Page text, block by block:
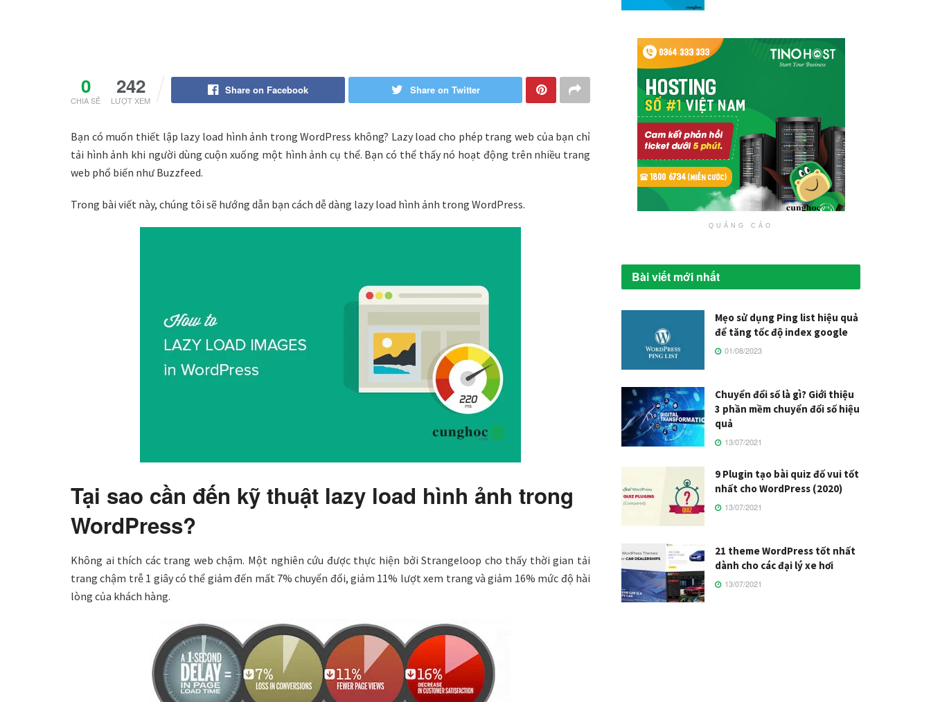
0
CHIA SẺ
242
LƯỢT XEM
Share on Facebook Share on Twitter
Bạn có muốn thiết lập lazy load hình ảnh trong WordPress không? Lazy load cho phép trang web của bạn chỉ
tải hình ảnh khi người dùng cuộn xuống một hình ảnh cụ thể. Bạn có thể thấy nó hoạt động trên nhiều trang
web phổ biến như Buzzfeed.
Trong bài viết này, chúng tôi sẽ hướng dẫn bạn cách dễ dàng lazy load hình ảnh trong WordPress.
Tại sao cần đến kỹ thuật lazy load hình ảnh trong
WordPress?
Không ai thích các trang web chậm. Một nghiên cứu được thực hiện bởi Strangeloop cho thấy thời gian tải
trang chậm trễ 1 giây có thể giảm đến mất 7% chuyển đổi, giảm 11% lượt xem trang và giảm 16% mức độ hài
lòng của khách hàng.
QUẢNG CÁO
Bài viết mới nhất
Mẹo sử dụng Ping list hiệu quả
để tăng tốc độ index google
01/08/2023
Chuyển đổi số là gì? Giới thiệu
3 phần mềm chuyển đổi số hiệu
quả
13/07/2021
9 Plugin tạo bài quiz đố vui tốt
nhất cho WordPress (2020)
13/07/2021
21 theme WordPress tốt nhất
dành cho các đại lý xe hơi
13/07/2021